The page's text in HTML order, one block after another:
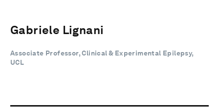
Gabriele Lignani
Associate Professor, Clinical & Experimental Epilepsy,
UCL